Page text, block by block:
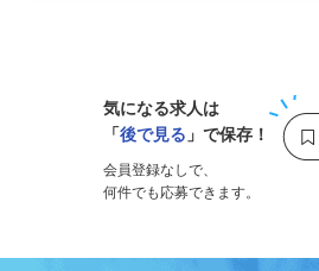
気になる求人は
「後で見る 」で保存！
会員登録なしで、
何件でも応募できます。